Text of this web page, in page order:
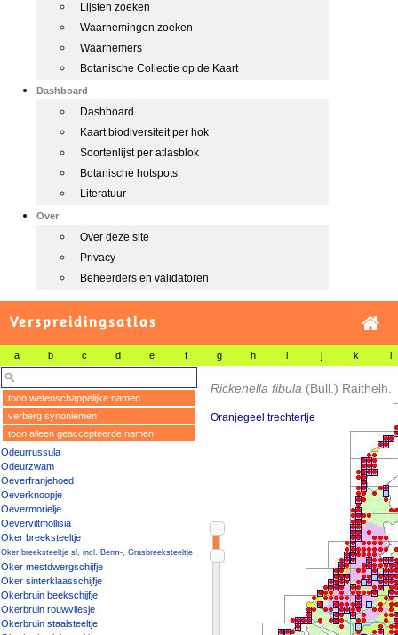
Lijsten zoeken
Waarnemingen zoeken
Waarnemers
Botanische Collectie op de Kaart
Dashboard
Dashboard
Kaart biodiversiteit per hok
Soortenlijst per atlasblok
Botanische hotspots
Literatuur
Over
Over deze site
Privacy
Beheerders en validatoren
Verspreidingsatlas
a b c d e f g h i j k l
toon wetenschappelijke namen
verberg synoniemen
toon alleen geaccepteerde namen
Odeurrussula
Odeurzwam
Oeverfranjehoed
Oeverknoopje
Oevermorielje
Oeverviltmollisia
Oker breeksteeltje
Oker breeksteeltje sl, incl. Berm-, Grasbreeksteeltje
Oker mestdwergschijfje
Oker sinterklaasschijfje
Okerbruin beekschijfje
Okerbruin rouwvliesje
Okerbruin staalsteeltje
Rickenella fibula (Bull.) Raithelh.
Oranjegeel trechtertje